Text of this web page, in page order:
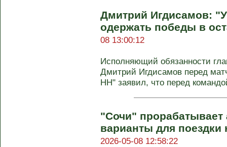
Дмитрий Игдисамов: "У
одержать победы в
08 13:00:12
Исполняющий обязанности
Дмитрий Игдисамов перед
НН" заявил, что перед
"Сочи" прорабатывает
варианты для
2026-05-08 12:58:22